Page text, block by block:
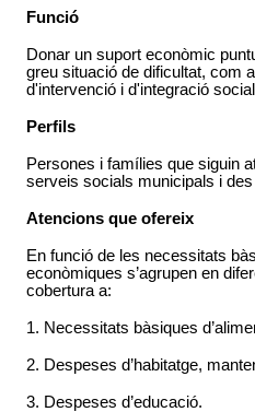
Funció
Donar un suport econòmic
greu situació de dificultat, com
d'intervenció i d'integració
Perfils
Persones i famílies que siguin
serveis socials municipals i
Atencions que ofereix
En funció de les necessitats
econòmiques s’agrupen en
cobertura a:
1. Necessitats bàsiques
2. Despeses d’habitatge,
3. Despeses d’educació.